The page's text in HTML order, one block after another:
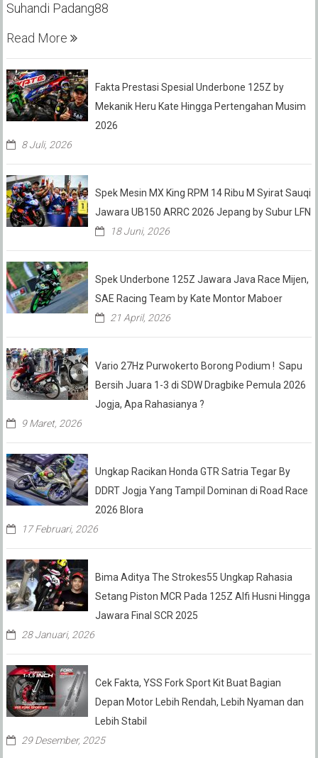
Suhandi Padang88
Read More
Fakta Prestasi Spesial Underbone 125Z by
Mekanik Heru Kate Hingga Pertengahan Musim
2026
8 Juli, 2026
Spek Mesin MX King RPM 14 Ribu M Syirat Sauqi
Jawara UB150 ARRC 2026 Jepang by Subur LFN
18 Juni, 2026
Spek Underbone 125Z Jawara Java Race Mijen,
SAE Racing Team by Kate Montor Maboer
21 April, 2026
Vario 27Hz Purwokerto Borong Podium ! Sapu
Bersih Juara 1-3 di SDW Dragbike Pemula 2026
Jogja, Apa Rahasianya ?
9 Maret, 2026
Ungkap Racikan Honda GTR Satria Tegar By
DDRT Jogja Yang Tampil Dominan di Road Race
2026 Blora
17 Februari, 2026
Bima Aditya The Strokes55 Ungkap Rahasia
Setang Piston MCR Pada 125Z Alfi Husni Hingga
Jawara Final SCR 2025
28 Januari, 2026
Cek Fakta, YSS Fork Sport Kit Buat Bagian
Depan Motor Lebih Rendah, Lebih Nyaman dan
Lebih Stabil
29 Desember, 2025